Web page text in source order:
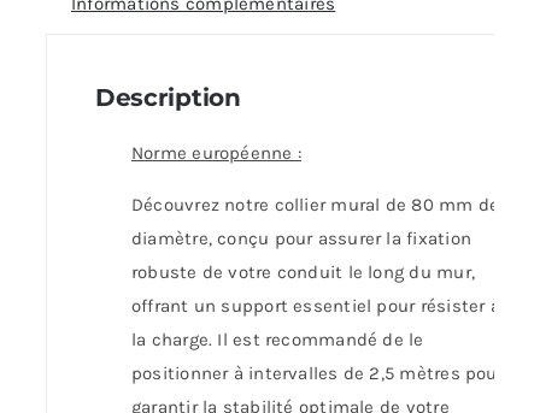
Description
Norme européenne :
Découvrez notre collier mural de 80 mm de
diamètre, conçu pour assurer la fixation
robuste de votre conduit le long du mur,
offrant un support essentiel pour résister à
la charge. Il est recommandé de le
positionner à intervalles de 2,5 mètres pour
garantir la stabilité optimale de votre